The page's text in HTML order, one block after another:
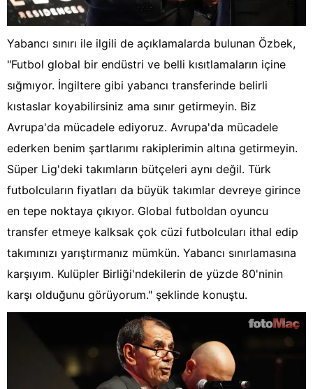
Yabancı sınırı ile ilgili de açıklamalarda bulunan Özbek,
"Futbol global bir endüstri ve belli kısıtlamaların içine
sığmıyor. İngiltere gibi yabancı transferinde belirli
kıstaslar koyabilirsiniz ama sınır getirmeyin. Biz
Avrupa'da mücadele ediyoruz. Avrupa'da mücadele
ederken benim şartlarımı rakiplerimin altına getirmeyin.
Süper Lig'deki takımların bütçeleri aynı değil. Türk
futbolcuların fiyatları da büyük takımlar devreye girince
en tepe noktaya çıkıyor. Global futboldan oyuncu
transfer etmeye kalksak çok cüzi futbolcuları ithal edip
takımınızı yarıştırmanız mümkün. Yabancı sınırlamasına
karşıyım. Kulüpler Birliği'ndekilerin de yüzde 80'ninin
karşı olduğunu görüyorum." şeklinde konuştu.